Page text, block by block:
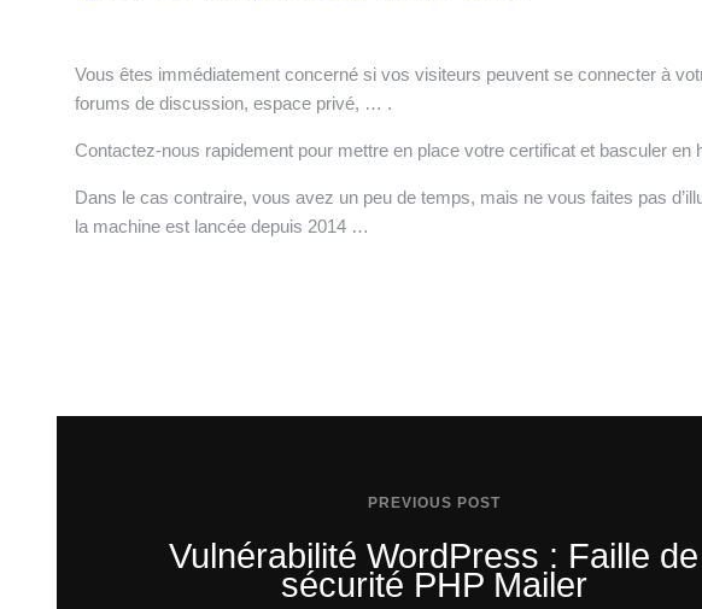
Vous êtes immédiatement concerné si vos visiteurs peuvent se connecter à
forums de discussion, espace privé, … .
Contactez-nous rapidement pour mettre en place votre certificat et basculer en
Dans le cas contraire, vous avez un peu de temps, mais ne vous faites pas
la machine est lancée depuis 2014 …
PREVIOUS POST
Vulnérabilité WordPress : Faille de
sécurité PHP Mailer